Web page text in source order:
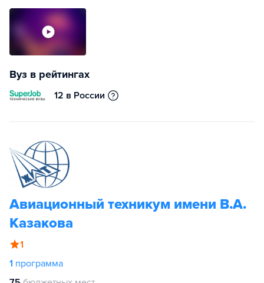
Вуз в рейтингах
12 в России
Авиационный техникум имени В.А.
Казакова
1
1 программа